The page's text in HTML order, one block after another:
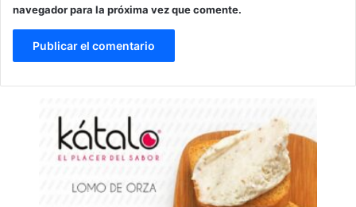
navegador para la próxima vez que comente.